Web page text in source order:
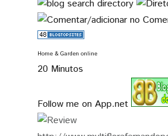
Home & Garden online
20 Minutos
Follow me on App.net